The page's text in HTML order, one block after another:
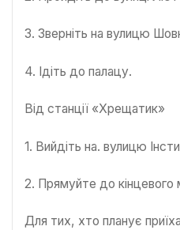
3. Зверніть на вулицю
4. Ідіть до палацу.
Від станції «Хрещатик»
1. Вийдіть на. вулицю
2. Прямуйте до
Для тих, хто планує